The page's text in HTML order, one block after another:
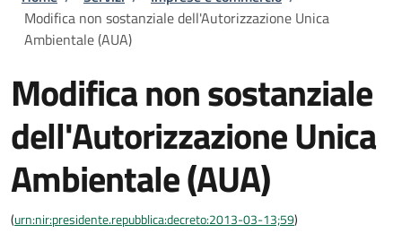
Modifica non sostanziale dell'Autorizzazione Unica
Ambientale (AUA)
Modifica non sostanziale
dell'Autorizzazione Unica
Ambientale (AUA)
(urn:nir:presidente.repubblica:decreto:2013-03-13;59)